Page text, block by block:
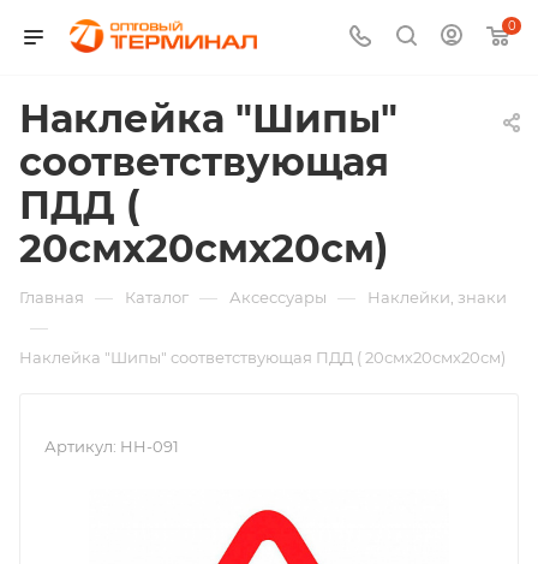
0
Наклейка "Шипы"
соответствующая
ПДД (
20смх20смх20см)
Главная — Каталог — Аксессуары — Наклейки, знаки
—
Наклейка "Шипы" соответствующая ПДД ( 20смх20смх20см)
Артикул: HH-091